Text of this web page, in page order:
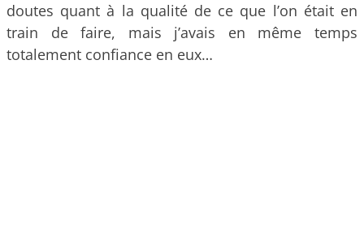
doutes quant à la qualité de ce que l’on était en
train de faire, mais j’avais en même temps
totalement confiance en eux…